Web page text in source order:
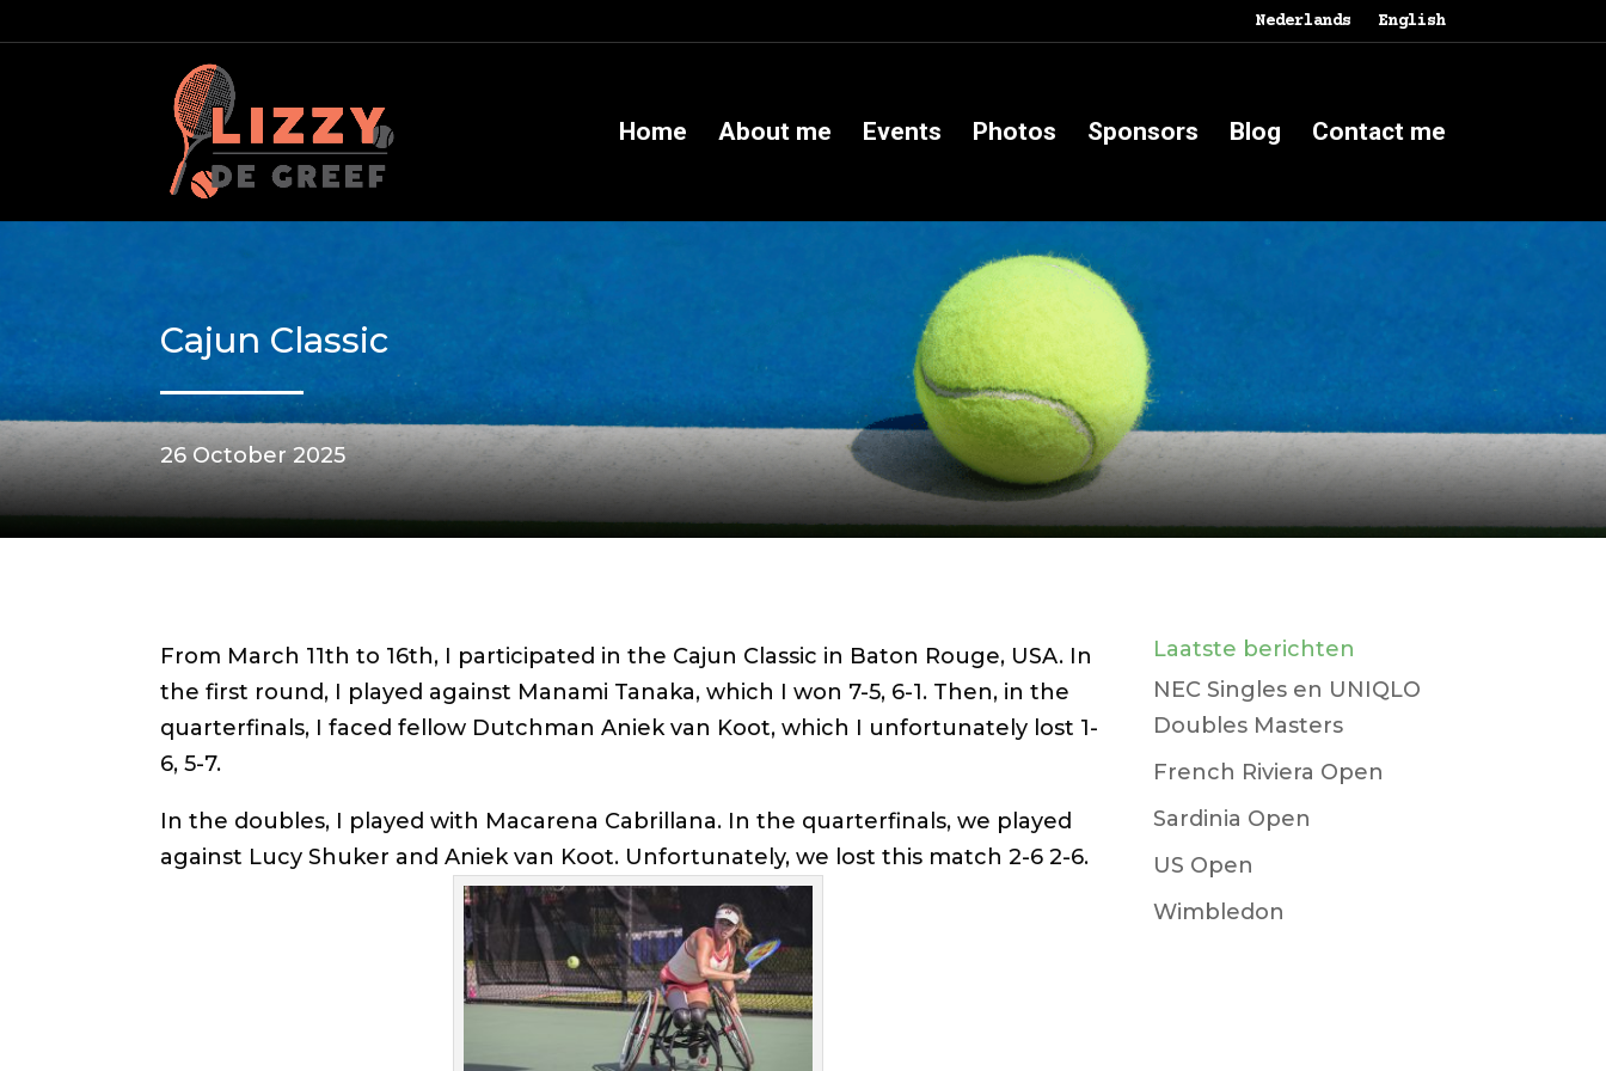
Nederlands English
Home About me Events Photos Sponsors Blog Contact me
Cajun Classic
26 October 2025
From March 11th to 16th, I participated in the Cajun Classic in Baton Rouge, USA. In
the first round, I played against Manami Tanaka, which I won 7-5, 6-1. Then, in the
quarterfinals, I faced fellow Dutchman Aniek van Koot, which I unfortunately lost 1-
6, 5-7.
In the doubles, I played with Macarena Cabrillana. In the quarterfinals, we played
against Lucy Shuker and Aniek van Koot. Unfortunately, we lost this match 2-6 2-6.
Laatste berichten
NEC Singles en UNIQLO
Doubles Masters
French Riviera Open
Sardinia Open
US Open
Wimbledon